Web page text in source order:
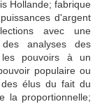
Hollande; fabrique
d'argent
avec une
des analyses des
les pouvoirs à un
populaire ou
des élus du fait du
la proportionnelle;